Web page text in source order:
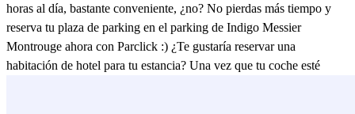
horas al día, bastante conveniente, ¿no? No pierdas más tiempo y
reserva tu plaza de parking en el parking de Indigo Messier
Montrouge ahora con Parclick :) ¿Te gustaría reservar una
habitación de hotel para tu estancia? Una vez que tu coche esté